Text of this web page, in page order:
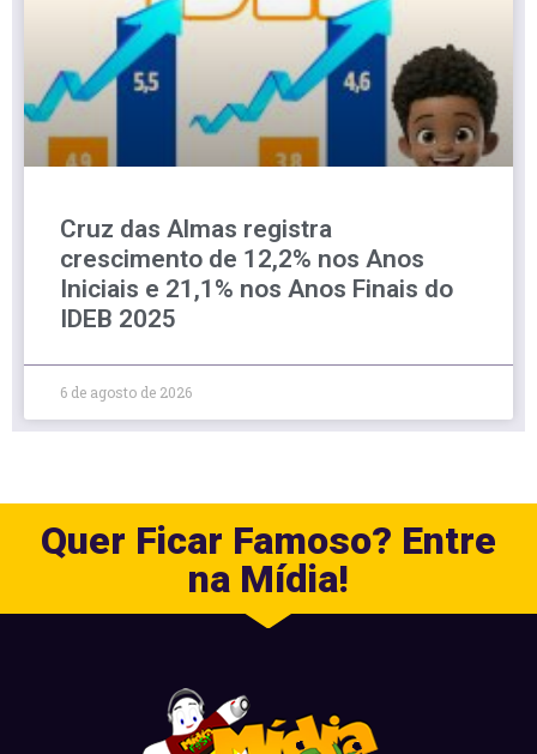
Cruz das Almas registra
crescimento de 12,2% nos Anos
Iniciais e 21,1% nos Anos Finais do
IDEB 2025
6 de agosto de 2026
Quer Ficar Famoso? Entre
na Mídia!